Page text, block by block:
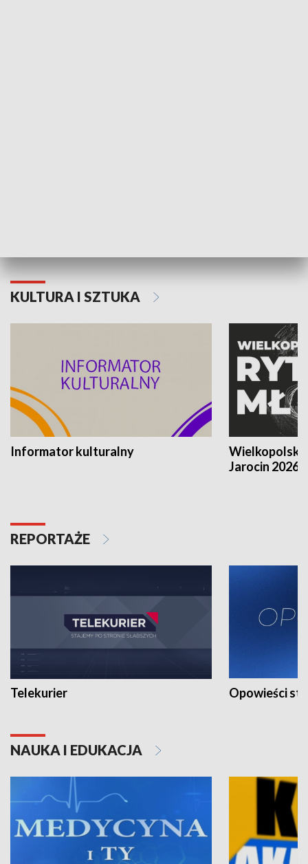
KULTURA I SZTUKA
Informator kulturalny
Jarocin 2026
REPORTAŻE
Telekurier Opowieści
NAUKA I EDUKACJA